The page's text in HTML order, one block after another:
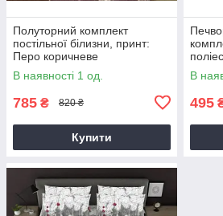
Полуторний комплект
постільної білизни, принт:
Перо коричневе
В наявності 1 од.
785 ₴ 820 ₴
Купити
В
495